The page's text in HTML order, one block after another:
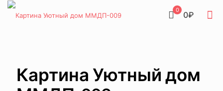
0 0₽
Картина Уютный дом